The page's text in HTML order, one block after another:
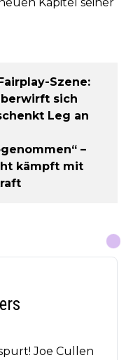
Szene:
sich
Leg an
–
kämpft mit
Joe Cullen